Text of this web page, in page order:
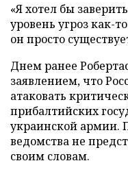
«Я хотел бы
уровень угроз как-
он просто
Днем ранее
заявлением, что
атаковать
прибалтийских
украинской армии.
ведомства не
своим словам.